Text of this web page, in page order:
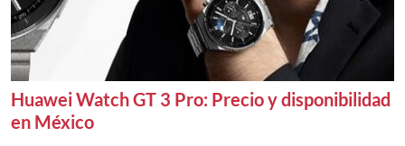
Huawei Watch GT 3 Pro: Precio y disponibilidad
en México